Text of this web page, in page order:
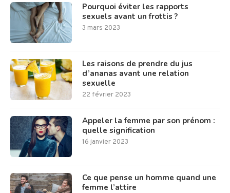
Pourquoi éviter les rapports
sexuels avant un frottis ?
3 mars 2023
Les raisons de prendre du jus
d’ananas avant une relation
sexuelle
22 février 2023
Appeler la femme par son prénom :
quelle signification
16 janvier 2023
Ce que pense un homme quand une
femme l’attire